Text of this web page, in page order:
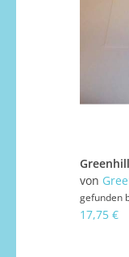
von
gefunden
17,75 €